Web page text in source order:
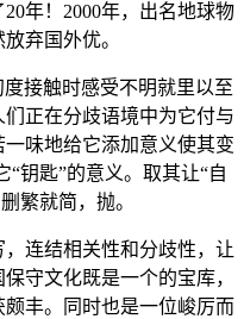
年！2000年，出名地球物
弃国外优。
接触时感受不明就里以至
正在分歧语境中为它付与
味地给它添加意义使其变
“钥匙”的意义。取其让“自
繁就简，抛。
连结相关性和分歧性，让
守文化既是一个的宝库，
丰。同时也是一位峻厉而